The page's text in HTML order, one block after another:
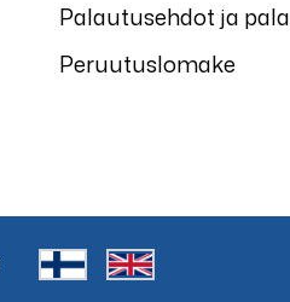
Palautusehdot ja
Peruutuslomake